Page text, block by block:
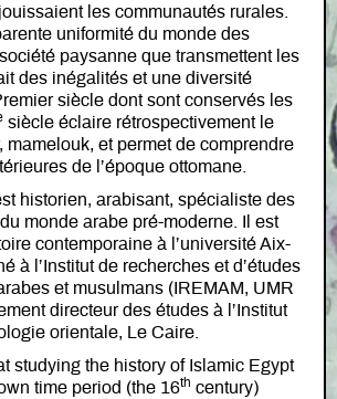
les communautés rurales.
uniformité du monde des
paysanne que transmettent les
des inégalités et une diversité
siècle dont sont conservés les
siècle éclaire rétrospectivement le
mamelouk, et permet de comprendre
de l’époque ottomane.
historien, arabisant, spécialiste des
monde arabe pré-moderne. Il est
contemporaine à l’université Aix-
à l’Institut de recherches et d’études
et musulmans (IREMAM, UMR
directeur des études à l’Institut
orientale, Le Caire.
studying the history of Islamic Egypt
time period (the 16th century)